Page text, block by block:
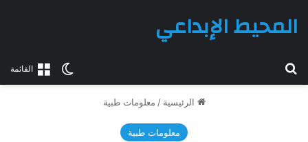
القائمةالوضع
المحيط الإبداعي
الرئيسية / معلومات طبية
معلومات طبية